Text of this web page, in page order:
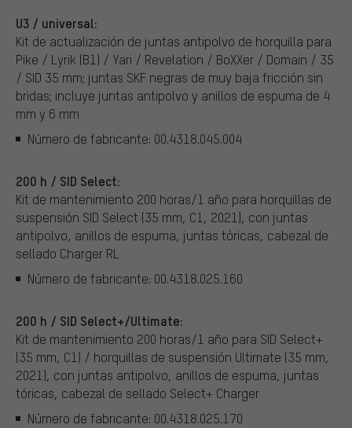
U3 / universal:
Kit de actualización de juntas antipolvo de horquilla para
Pike / Lyrik (B1) / Yari / Revelation / BoXXer / Domain / 35
/ SID 35 mm; juntas SKF negras de muy baja fricción sin
bridas; incluye juntas antipolvo y anillos de espuma de 4
mm y 6 mm
Número de fabricante: 00.4318.045.004
200 h / SID Select:
Kit de mantenimiento 200 horas/1 año para horquillas de
suspensión SID Select (35 mm, C1, 2021), con juntas
antipolvo, anillos de espuma, juntas tóricas, cabezal de
sellado Charger RL
Número de fabricante: 00.4318.025.160
200 h / SID Select+/Ultimate:
Kit de mantenimiento 200 horas/1 año para SID Select+
(35 mm, C1) / horquillas de suspensión Ultimate (35 mm,
2021), con juntas antipolvo, anillos de espuma, juntas
tóricas, cabezal de sellado Select+ Charger
Número de fabricante: 00.4318.025.170